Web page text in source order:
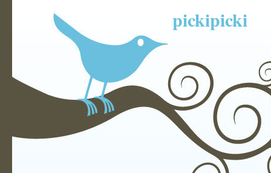
pickipicki